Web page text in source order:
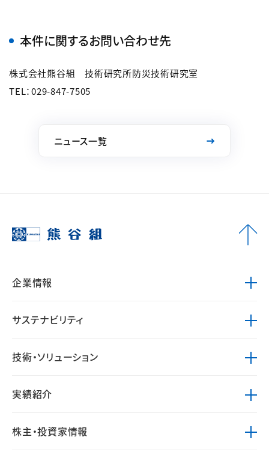
本件に関するお問い合わせ先
株式会社熊谷組 技術研究所防災技術研究室
TEL：029-847-7505
ニュース一覧
企業情報
サステナビリティ
技術・ソリューション
実績紹介
株主・投資家情報